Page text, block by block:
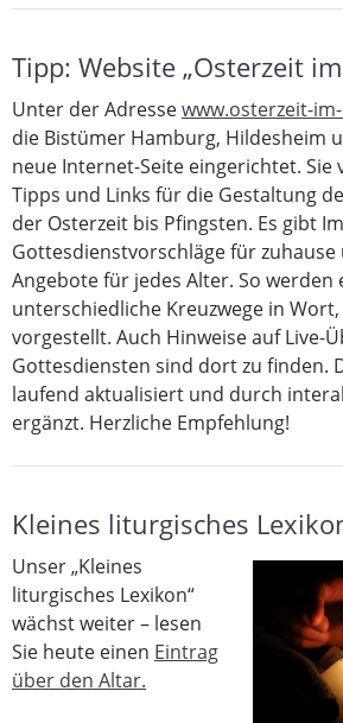
Tipp: Website „Osterzeit
Unter der Adressewww.osterzeit-
die Bistümer Hamburg, Hildesheim
neue Internet-Seite eingerichtet. Sie
Tipps und Links für die Gestaltung
der Osterzeit bis Pfingsten. Es gibt
Gottesdienstvorschläge für
Angebote für jedes Alter. So werden
unterschiedliche Kreuzwege in
vorgestellt. Auch Hinweise auf Live-
Gottesdiensten sind dort zu finden.
laufend aktualisiert und durch
ergänzt. Herzliche Empfehlung!
Kleines liturgisches
Unser „Kleines
liturgisches Lexikon“
wächst weiter – lesen
Sie heute einen Eintrag
über den Altar.